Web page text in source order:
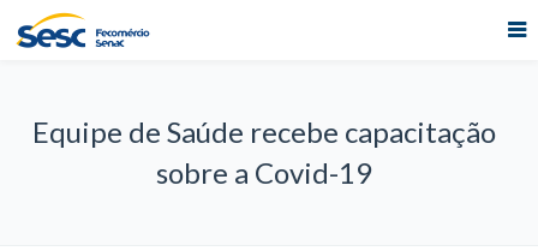
Equipe de Saúde recebe capacitação
sobre a Covid-19